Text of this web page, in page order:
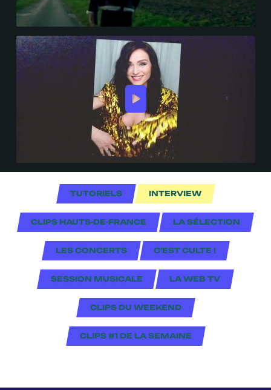
TUTORIELS INTERVIEW
CLIPS HAUTS-DE-FRANCE LA SÉLECTION
LES CONCERTS C'EST CULTE !
SESSION MUSICALE LA WEB TV
CLIPS DU WEEKEND
CLIPS #1 DE LA SEMAINE